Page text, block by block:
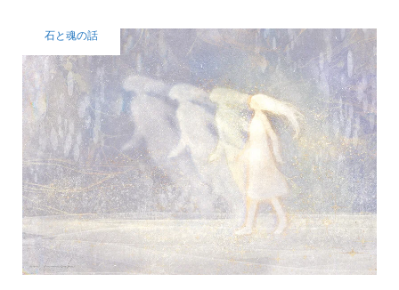
石と魂の話